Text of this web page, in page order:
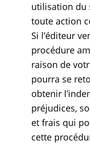
utilisation du
toute action
Si l’éditeur
procédure
raison de
pourra se
obtenir
préjudices,
et frais qui
cette